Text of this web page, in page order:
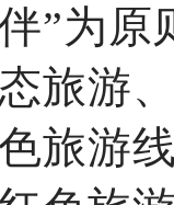
”为原
态旅游
旅游